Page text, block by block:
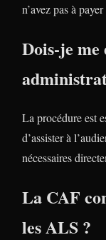
n’avez pas à
Dois-je
La procédure est
d’assister à
nécessaires
La CAF
les ALS ?